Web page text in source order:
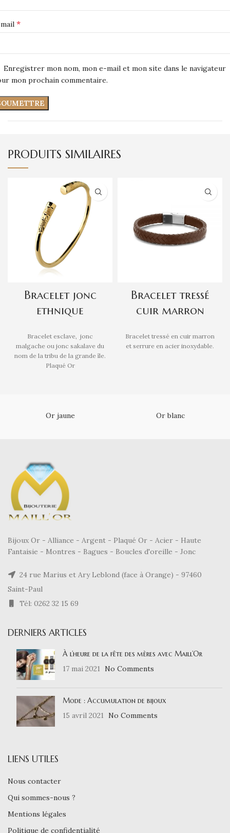
*
Enregistrer mon nom, mon e-mail et mon site dans le navigateur
mon prochain commentaire.
PRODUITS SIMILAIRES
Bracelet jonc
ethnique
Bracelet esclave, jonc
malgache ou jonc sakalave du
nom de la tribu de la grande île.
Plaqué Or
Bracelet tressé
cuir marron
Bracelet tressé en cuir marron
et serrure en acier inoxydable.
Or jaune Or blanc
Bijoux Or - Alliance - Argent - Plaqué Or - Acier - Haute
Fantaisie - Montres - Bagues - Boucles d'oreille - Jonc
24 rue Marius et Ary Leblond (face à Orange) - 97460
Saint-Paul
Tél: 0262 32 15 69
DERNIERS ARTICLES
À l’heure de la fête des mères avec Maill’Or
17 mai 2021
No Comments
Mode : Accumulation de bijoux
15 avril 2021
No Comments
LIENS UTILES
Nous contacter
Qui sommes-nous ?
Mentions légales
Politique de confidentialité